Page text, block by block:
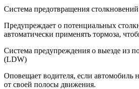
Система предотвращения
Предупреждает о потенциальных
автоматически применять тормоза,
Система предупреждения о выезде из
(LDW)
Оповещает водителя, если автомобиль
от своей полосы движения.